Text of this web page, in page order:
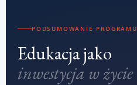
PODSUMOWANIE PROGRAMU
Edukacja jako
inwestycja w życie